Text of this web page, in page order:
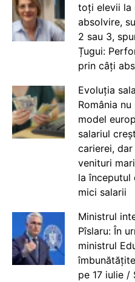
toți elevii la
absolvire,
2 sau 3,
Țugui:
prin câți
Evoluția
România
model
salariul
carierei,
venituri
la începutul
mici salarii
Ministrul
Pîslaru: În
ministrul
pe 17 iulie /